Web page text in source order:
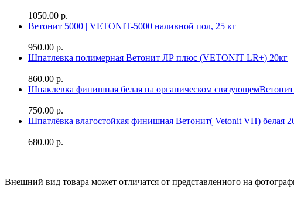
1050.00 р.
Ветонит 5000 | VETONIT-5000 наливной пол, 25 кг
950.00 р.
Шпатлевка полимерная Ветонит ЛР плюс (VETONIT LR+) 20кг
860.00 р.
Шпаклевка финишная белая на органическом
750.00 р.
Шпатлёвка влагостойкая финишная Ветонит( Vetonit VH) белая
680.00 р.
Внешний вид товара может отличатся от представленного на